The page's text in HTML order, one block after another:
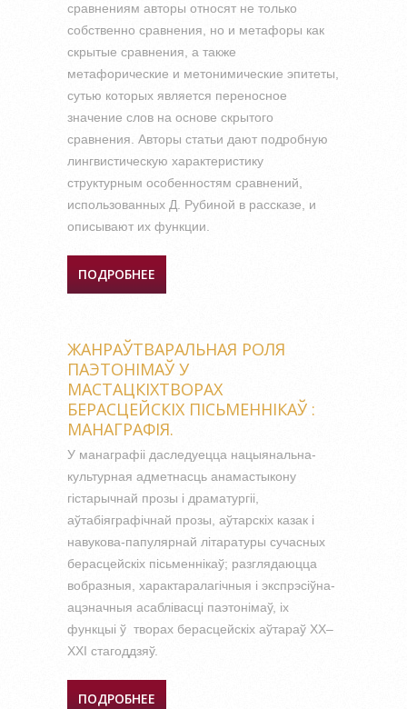
сравнениям авторы относят не только
собственно сравнения, но и метафоры как
скрытые сравнения, а также
метафорические и метонимические эпитеты,
сутью которых является переносное
значение слов на основе скрытого
сравнения. Авторы статьи дают подробную
лингвистическую характеристику
структурным особенностям сравнений,
использованных Д. Рубиной в рассказе, и
описывают их функции.
ПОДРОБНЕЕ
Д.РУБИНОЙ "ВСЁ ТОТ ЖЕ
ЖАНРАЎТВАРАЛЬНАЯ РОЛЯ
ПАЭТОНІМАЎ У
МАСТАЦКІХТВОРАХ
БЕРАСЦЕЙСКІХ ПІСЬМЕННІКАЎ :
МАНАГРАФІЯ.
У манаграфіі даследуецца нацыянальна-
культурная адметнасць анамастыкону
гістарычнай прозы і драматургіі,
аўтабіяграфічнай прозы, аўтарскіх казак і
навукова-папулярнай літаратуры сучасных
берасцейскіх пісьменнікаў; разглядаюцца
вобразныя, характаралагічныя і экспрэсіўна-
ацэначныя асаблівасці паэтонімаў, іх
функцыі ў творах берасцейскіх аўтараў ХХ–
ХХІ стагоддзяў.
ПОДРОБНЕЕ